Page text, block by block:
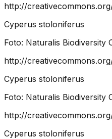
http://
Cyperus stoloniferus
Foto: Naturalis Biodiversity
http://
Cyperus stoloniferus
Foto: Naturalis Biodiversity
http://
Cyperus stoloniferus